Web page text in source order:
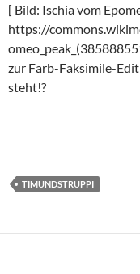
[ Bild: Ischia vom
https://
zur Farb-Faksimile-
steht!?
TIMUNDSTRUPPI